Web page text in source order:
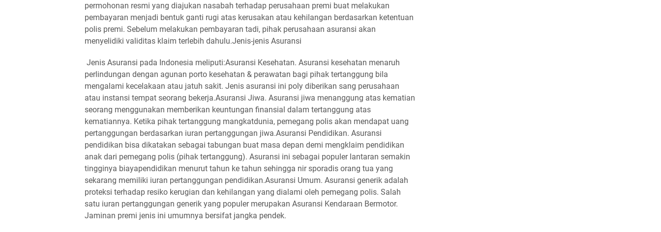
permohonan resmi yang diajukan nasabah terhadap perusahaan premi buat melakukan
pembayaran menjadi bentuk ganti rugi atas kerusakan atau kehilangan berdasarkan ketentuan
polis premi. Sebelum melakukan pembayaran tadi, pihak perusahaan asuransi akan
menyelidiki validitas klaim terlebih dahulu.Jenis-jenis Asuransi
Jenis Asuransi pada Indonesia meliputi:Asuransi Kesehatan. Asuransi kesehatan menaruh
perlindungan dengan agunan porto kesehatan & perawatan bagi pihak tertanggung bila
mengalami kecelakaan atau jatuh sakit. Jenis asuransi ini poly diberikan sang perusahaan
atau instansi tempat seorang bekerja.Asuransi Jiwa. Asuransi jiwa menanggung atas kematian
seorang menggunakan memberikan keuntungan finansial dalam tertanggung atas
kematiannya. Ketika pihak tertanggung mangkatdunia, pemegang polis akan mendapat uang
pertanggungan berdasarkan iuran pertanggungan jiwa.Asuransi Pendidikan. Asuransi
pendidikan bisa dikatakan sebagai tabungan buat masa depan demi mengklaim pendidikan
anak dari pemegang polis (pihak tertanggung). Asuransi ini sebagai populer lantaran semakin
tingginya biayapendidikan menurut tahun ke tahun sehingga nir sporadis orang tua yang
sekarang memiliki iuran pertanggungan pendidikan.Asuransi Umum. Asuransi generik adalah
proteksi terhadap resiko kerugian dan kehilangan yang dialami oleh pemegang polis. Salah
satu iuran pertanggungan generik yang populer merupakan Asuransi Kendaraan Bermotor.
Jaminan premi jenis ini umumnya bersifat jangka pendek.